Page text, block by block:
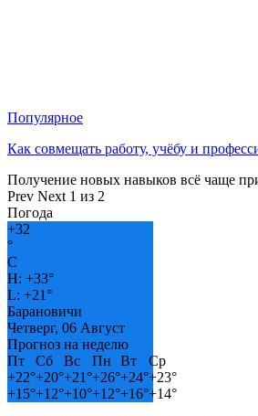
Популярное
Как совмещать работу, учёбу и
Получение новых навыков всё чаще
Prev Next 1 из 2
Погода
+32
°
C
H: +33°
L: +21°
Барановичи
Четверг, 06 Август
Прогноз на неделю
Пт
Сб Вс Пн Вт
Ср
+22°+20°+21°+26°+24°+23°
+15°+12°+10°+12°+16°+14°